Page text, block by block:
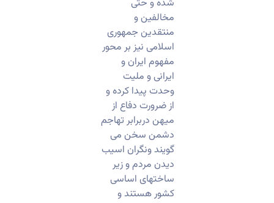
شده و حتی
مخالفین و
منتقدین جمهوری
اسلامی نیز بر محور
مفهوم ایران و
ایرانی و ملیت
وحدت پیدا کرده و
از ضرورت دفاع از
میهن دربرابر تهاجم
دشمن سخن می
گویند ونگران اسیب
دیدن مردم و زیر
ساختهای اساسی
کشور هستند و